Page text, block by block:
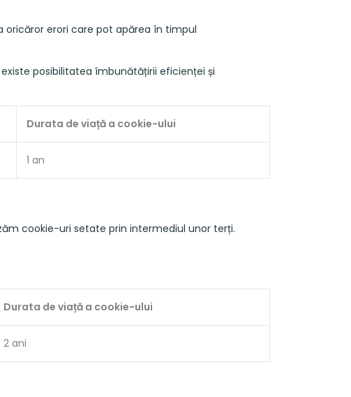
oricăror erori care pot apărea în timpul
posibilitatea îmbunătățirii eficienței și
Durata de viață a cookie-ului
1 an
cookie-uri setate prin intermediul unor terți.
Durata de viață a cookie-ului
2 ani